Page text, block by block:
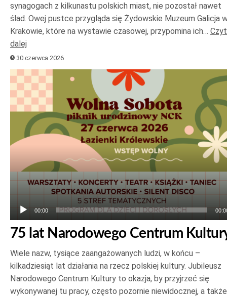
synagogach z kilkunastu polskich miast, nie pozostał nawet
ślad. Owej pustce przygląda się Żydowskie Muzeum Galicja
Krakowie, które na wystawie czasowej, przypomina ich…
dalej
30 czerwca 2026
Odtwarzacz
plików
dźwiękowych
00:00
75 lat Narodowego Centrum
Wiele nazw, tysiące zaangażowanych ludzi, w końcu –
kilkadziesiąt lat działania na rzecz polskiej kultury. Jubileusz
Narodowego Centrum Kultury to okazja, by przyjrzeć się
wykonywanej tu pracy, często pozornie niewidocznej, a także